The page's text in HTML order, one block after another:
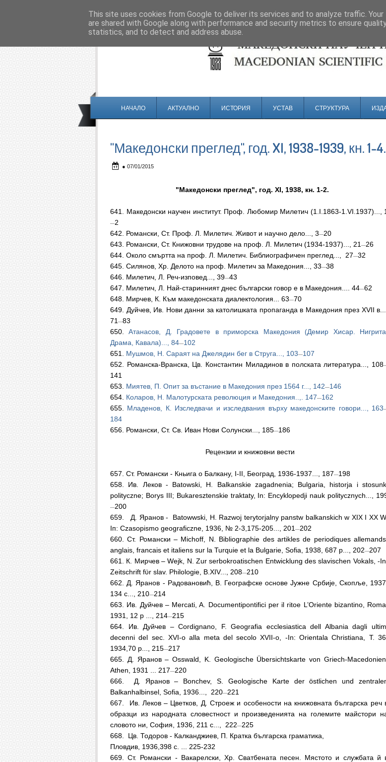
НАЧАЛО АКТУАЛНО ИСТОРИЯ УСТАВ СТРУКТУРА
"Македонски преглед", год. XI, 1938-1939, кн. 1-4.
● 07/01/2015
"Македонски преглед", год. XI, 1938, кн. 1-2.
641. Македонски научен институт. Проф. Любомир Милетич (1.I.1863-1.VI.1937)..., 1
—2
642.
Романски, Ст. Проф. Л. Милетич. Живот и научно дело..., 3—20
643.
Романски, Ст. Книжовни трудове на проф. Л. Милетич (1934-1937)..., 21 —26
644. Около смъртта на проф. Л. Милетич. Библиографичен преглед..., 27—32
645. Силянов, Хр. Делото на проф. Милетич за Македония..., 33—38
646. Милетич, Л. Реч-изповед..., 39—43
647.
Милетич, Л. Най-старинният днес български говор е в Македония.... 44—62
648. Мирчев, К. Към македонската диалектология... 63—70
649.
Дуйчев, Ив. Нови данни за католишката пропаганда в Македония през XVII в...,
71 —83
650.
Атанасов, Д. Градовете в приморска Македония (Демир Хисар. Нигрита.
Драма, Кавала)..., 84—102
651.
Мушмов, Н. Сараят на Джелядин бег в Струга..., 103—107
652.
Романска-Вранска, Цв. Константин Миладинов в полската литература..., 108
141
653.
Миятев, П. Опит за въстание в Македония през 1564 г..., 142—146
654. Коларов, Н. Малотурската революция и Македония..,. 147—162
655.
Младенов, К. Изследвачи и изследвания върху македонските говори..., 163
184
656. Романски, Ст. Св. Иван Нови Солунски..., 185—186
Рецензии и книжовни вести
657. Ст. Романски - Кньига о Балкану, I-II, Београд, 1936-1937..., 187—198
658.
Ив. Леков - Batowski, H. Balkanskie zagadnenia; Bulgaria, historja i
polityczne; Borys III; Bukaresztenskie traktaty, In: Encyklopedji nauk politycznych...,
—200
659.
Д. Яранов - Batowwski, H. Razwoj terytorjalny panstw balkanskich w XIX I XX W.
Iп: Czasopismo geograficzne, 1936, № 2-3,175-205..., 201 —202
660. Ст. Романски – Michoff, N. Bibliographie des artikles de periodiques allemands,
anglais, francais et italiens sur la Turquie et la Bulgarie, Sofia, 1938, 687 р..., 202—207
661. К. Мирчев – Wejk, N. Zur serbokroatischen Entwicklung des slavischen Vokals, -
Zeitschrift fϋr slav. Philologie, В.ХIV..., 208—210
662. Д. Яранов - Радовановић, В. Географскe основе Jyжне Србиje, Скопљe, 1937,
134 с..., 210—214
663. Ив. Дуйчев – Меrcati, A. Documentipontifici per il ritoe L’Oriente bizantino, Roma,
1931, 12 р ..., 214—215
664. Ив. Дуйчев – Cordignano, F. Geografia ecclesiastica dell Albania dagli
decenni del sec. XVI-o alla meta del secolo XVII-o, -In: Orientala Christiana, Т. 36,
1934,70 р..., 215—217
665. Д. Яранов – Оsswald, K. Geologische Übersichtskarte von Griech-Macedonien,
Athen, 1931 ... 217—220
666.
Д. Яранов – Bonchev, S. Geologische Karte der östlichen und
Balkanhalbinsel, Sofia, 1936..., 220—221
667.
Ив. Леков – Цветков, Д. Строеж и особености на книжовната българска реч
образци из народната словестност и произведенията на големите майстори
словото ни, София, 1936, 211 с..., 222—225
668.
Цв. Тодоров - Калканджиев, П. Кратка българска граматика,
Пловдив, 1936,398 с. ... 225-232
669. Ст. Романски - Вакарелски, Хр. Сватбената песен. Мястото и службата й
This site uses cookies from Google to deliver its services and to analyze traffic.
are shared with Google along with performance and security metrics to ensure
statistics, and to detect and address abuse.